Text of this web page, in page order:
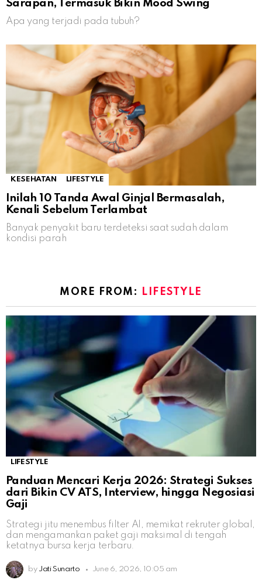
Sarapan, Termasuk Bikin Mood Swing
Apa yang terjadi pada tubuh?
KESEHATAN LIFESTYLE
Inilah 10 Tanda Awal Ginjal Bermasalah,
Kenali Sebelum Terlambat
Banyak penyakit baru terdeteksi saat sudah dalam
kondisi parah
MORE FROM: LIFESTYLE
LIFESTYLE
Panduan Mencari Kerja 2026: Strategi Sukses
dari Bikin CV ATS, Interview, hingga Negosiasi
Gaji
Strategi jitu menembus filter AI, memikat rekruter global,
dan mengamankan paket gaji maksimal di tengah
ketatnya bursa kerja terbaru.
by Jati Sunarto June 6, 2026, 10:05 am